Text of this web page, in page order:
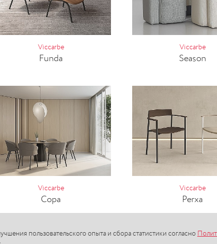
пользовательского опыта и сбора статистики согласно
Viccarbe
Funda
Viccarbe
Season
Viccarbe
Copa
Viccarbe
Perxa